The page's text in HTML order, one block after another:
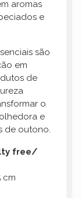
aromas
e
são
em
de
o
e
de outono.
free/
cm